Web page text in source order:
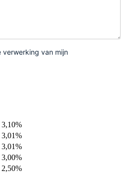
3,10%
3,01%
3,01%
3,00%
2,50%